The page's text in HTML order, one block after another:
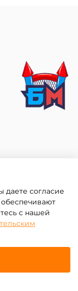
даете согласие
с нашей